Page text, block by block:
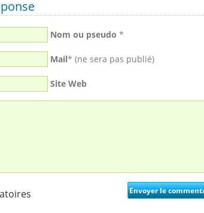
Nom ou pseudo *
Mail* (ne sera pas publié)
Site Web